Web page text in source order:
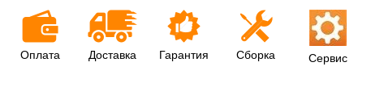
Оплата Доставка Гарантия Сборка Сервис